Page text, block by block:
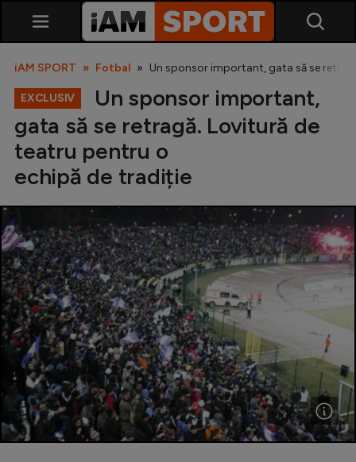
SuperLiga
Liga 2
Cupa României
Echipa Națională
U21
Fotbal feminin
Special
Diverse
Inedit
iAM SPORT Fotbal Un sponsor important, gata să se
EXCLUSIV
Un sponsor important,
gata să se retragă. Lovitură de
teatru pentru o
echipă de tradiție